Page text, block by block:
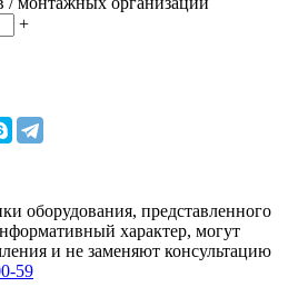
+
оборудования, представленного
характер, могут
и не заменяют консультацию
59